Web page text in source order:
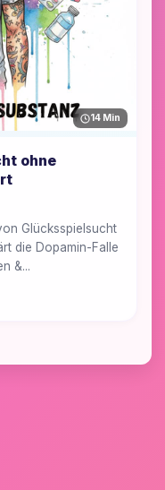
14 Min
ohne
Glücksspielsucht
die Dopamin-Falle
&...